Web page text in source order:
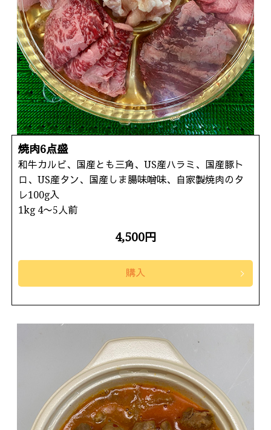
焼肉6点盛
和牛カルビ、国産とも三角、US産ハラミ、国産豚ト
ロ、US産タン、国産しま腸味噌味、自家製焼肉のタ
レ100g入
1kg 4〜5人前
4,500円
購入